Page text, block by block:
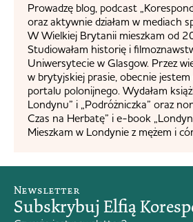
Prowadzę blog, podcast
oraz aktywnie działam w mediach
W Wielkiej Brytanii mieszkam od
Studiowałam historię i
Uniwersytecie w Glasgow. Przez
w brytyjskiej prasie, obecnie jestem
portalu polonijnego. Wydałam
Londynu” i „Podróżniczka” oraz
Czas na Herbatę” i e-book
Mieszkam w Londynie z mężem i
Newsletter
Subskrybuj Elfią